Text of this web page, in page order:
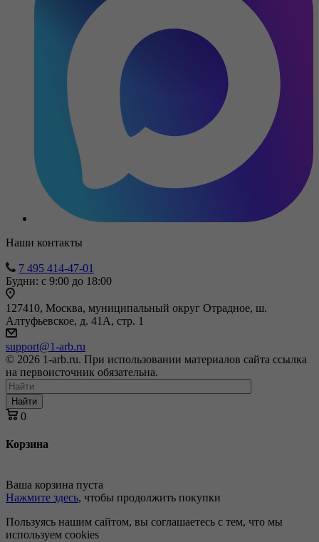
Наши контакты
7 495 414-47-01
Будни: с 9:00 до 18:00
127410, Москва, муниципальный округ Отрадное, ш.
Алтуфьевское, д. 41А, стр. 1
support@1-arb.ru
© 2026 1-arb.ru. При использовании материалов сайта ссылка
на первоисточник обязательна.
Найти
0
Корзина
Ваша корзина пуста
Нажмите здесь, чтобы продолжить покупки
Пользуясь нашим сайтом, вы соглашаетесь с тем, что мы
используем cookies